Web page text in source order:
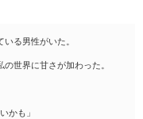
る男性がいた。
世界に甘さが加わった。
かも」